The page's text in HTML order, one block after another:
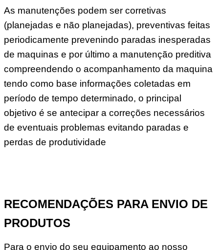
As manutenções podem ser corretivas
(planejadas e não planejadas), preventivas feitas
periodicamente prevenindo paradas inesperadas
de maquinas e por último a manutenção preditiva
compreendendo o acompanhamento da maquina
tendo como base informações coletadas em
período de tempo determinado, o principal
objetivo é se antecipar a correções necessários
de eventuais problemas evitando paradas e
perdas de produtividade
RECOMENDAÇÕES PARA ENVIO DE
PRODUTOS
Para o envio do seu equipamento ao nosso